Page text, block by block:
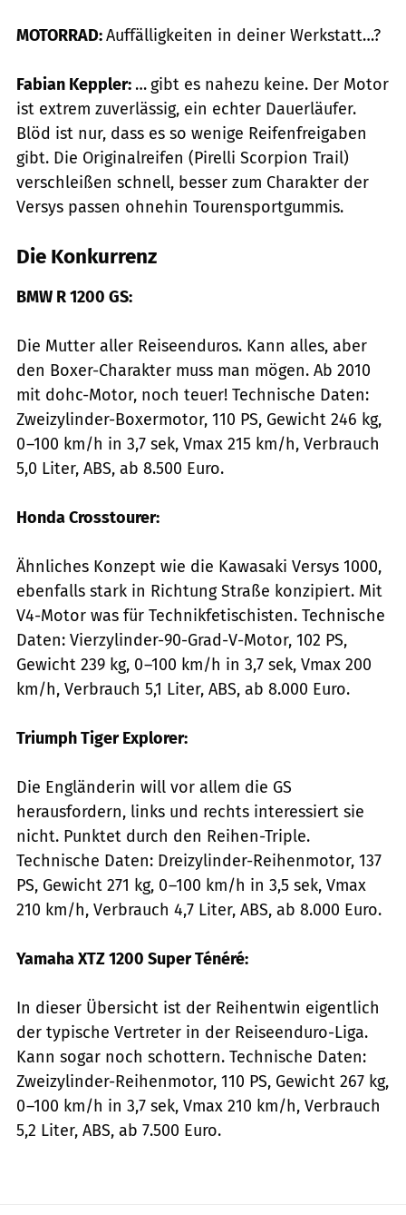
MOTORRAD:Auffälligkeiten in deiner Werkstatt…?
Fabian Keppler: … gibt es nahezu keine. Der Motor
ist extrem zuverlässig, ein echter Dauerläufer.
Blöd ist nur, dass es so wenige Reifenfreigaben
gibt. Die Originalreifen (Pirelli Scorpion Trail)
verschleißen schnell, besser zum Charakter der
Versys passen ohnehin Tourensportgummis.
Die Konkurrenz
BMW R 1200 GS:
Die Mutter aller Reiseenduros. Kann alles, aber
den Boxer-Charakter muss man mögen. Ab 2010
mit dohc-Motor, noch teuer! Technische Daten:
Zweizylinder-Boxermotor, 110 PS, Gewicht 246 kg,
0 –100 km/h in 3,7 sek, Vmax 215 km/h, Verbrauch
5,0 Liter, ABS, ab 8.500 Euro.
Honda Crosstourer:
Ähnliches Konzept wie die Kawasaki Versys 1000,
ebenfalls stark in Richtung Straße konzipiert. Mit
V4-Motor was für Technikfetischisten. Technische
Daten: Vierzylinder-90-Grad-V-Motor, 102 PS,
Gewicht 239 kg, 0 –100 km/h in 3,7 sek, Vmax 200
km/h, Verbrauch 5,1 Liter, ABS, ab 8.000 Euro.
Triumph Tiger Explorer:
Die Engländerin will vor allem die GS
herausfordern, links und rechts interessiert sie
nicht. Punktet durch den Reihen-Triple.
Technische Daten: Dreizylinder-Reihenmotor, 137
PS, Gewicht 271 kg, 0 –100 km/h in 3,5 sek, Vmax
210 km/h, Verbrauch 4,7 Liter, ABS, ab 8.000 Euro.
Yamaha XTZ 1200 Super Ténéré:
In dieser Übersicht ist der Reihentwin eigentlich
der typische Vertreter in der Reiseenduro-Liga.
Kann sogar noch schottern. Technische Daten:
Zweizylinder-Reihenmotor, 110 PS, Gewicht 267 kg,
0 –100 km/h in 3,7 sek, Vmax 210 km/h, Verbrauch
5,2 Liter, ABS, ab 7.500 Euro.